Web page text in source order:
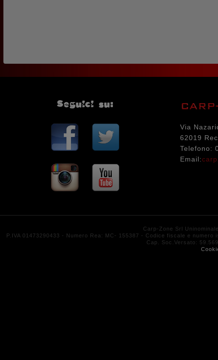
Seguici su:
Via
62019
Telefono:
Email:
Carp-Zone Srl
P.IVA 01473290433 - Numero Rea: MC- 155387 - Codice fiscale e
Cap. Soc.Versato: